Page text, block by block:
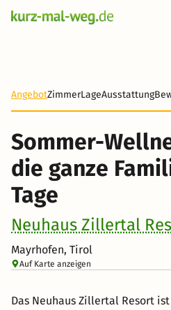
AngebotZimmerLageAusstattung
Sommer-
die ganze
Tage
Neuhaus Zillertal
Mayrhofen, Tirol
Auf Karte anzeigen
Das Neuhaus Zillertal Resort